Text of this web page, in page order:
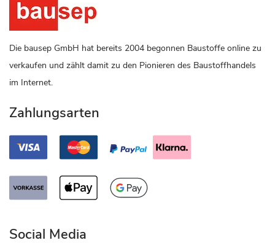
Die bausep GmbH hat bereits 2004 begonnen Baustoffe online zu
verkaufen und zählt damit zu den Pionieren des Baustoffhandels
im Internet.
Zahlungsarten
Social Media